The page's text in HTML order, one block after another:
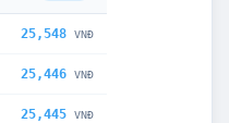
25,548 VNĐ
25,446 VNĐ
25,445 VNĐ